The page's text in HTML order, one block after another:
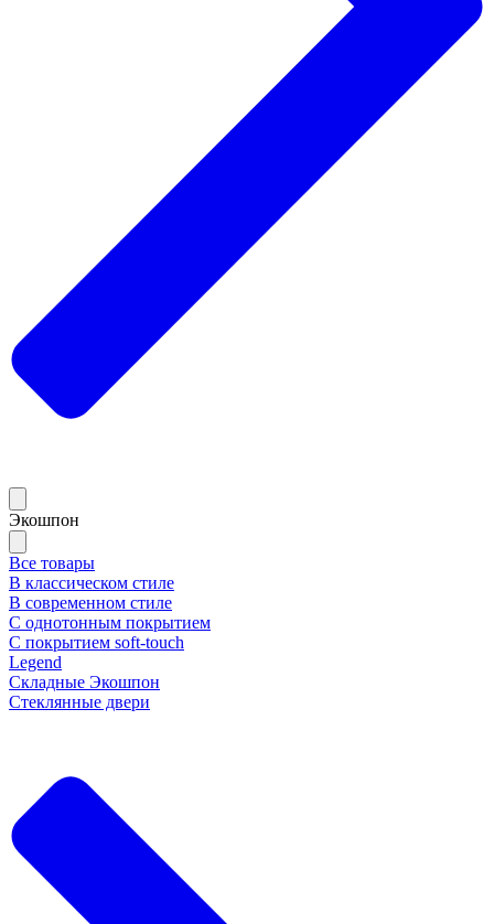
Экошпон
Все товары
В классическом стиле
В современном стиле
С однотонным покрытием
С покрытием soft-touch
Legend
Складные Экошпон
Стеклянные двери